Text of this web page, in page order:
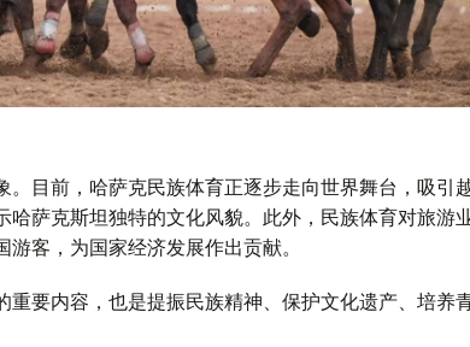
目前，哈萨克民族体育正逐步走向世界舞台，吸引
萨克斯坦独特的文化风貌。此外，民族体育对旅游
客，为国家经济发展作出贡献。
要内容，也是提振民族精神、保护文化遗产、培养